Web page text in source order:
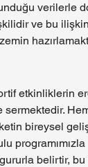
verilerle
ve bu
etkinliklerin
sermektedir.
bireysel
programımızla
belirtir, bu